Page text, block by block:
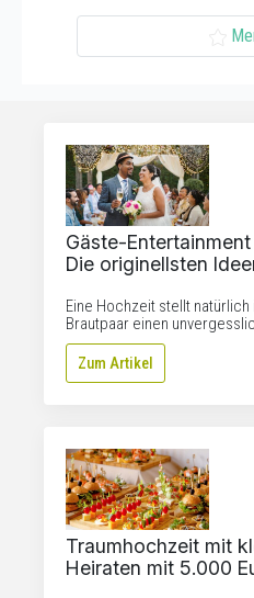
Gäste-
Die originellsten
Eine Hochzeit stellt
Brautpaar einen
Zum Artikel
Traumhochzeit mit
Heiraten mit 5.000